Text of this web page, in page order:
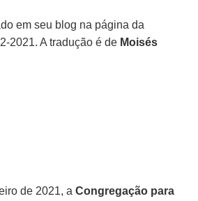
em seu blog na página da
2021. A tradução é de Moisés
de 2021, aCongregação para